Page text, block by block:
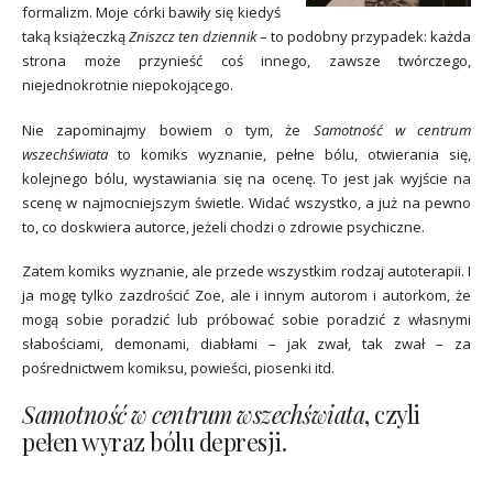
formalizm. Moje córki bawiły się kiedyś
taką książeczkąZniszcz ten dziennik– to podobny przypadek: każda
strona może przynieść coś innego, zawsze twórczego,
niejednokrotnie niepokojącego.
Nie zapominajmy bowiem o tym, że Samotność w centrum
wszechświata to komiks wyznanie, pełne bólu, otwierania się,
kolejnego bólu, wystawiania się na ocenę. To jest jak wyjście na
scenę w najmocniejszym świetle. Widać wszystko, a już na pewno
to, co doskwiera autorce, jeżeli chodzi o zdrowie psychiczne.
Zatem komiks wyznanie, ale przede wszystkim rodzaj autoterapii. I
ja mogę tylko zazdrościć Zoe, ale i innym autorom i autorkom, że
mogą sobie poradzić lub próbować sobie poradzić z własnymi
słabościami, demonami, diabłami – jak zwał, tak zwał – za
pośrednictwem komiksu, powieści, piosenki itd.
Samotność w centrum wszechświata, czyli
pełen wyraz bólu depresji.